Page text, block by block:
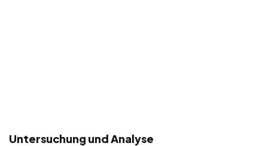
Untersuchung und Analyse